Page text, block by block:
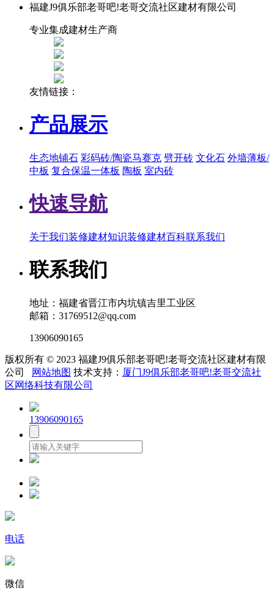
福建J9俱乐部老哥吧!老哥交流社区建材有限公司
专业集成建材生产商
友情链接：
产品展示
生态地铺石 彩码砖/陶瓷马赛克 劈开砖 文化石 外墙薄板/
中板 复合保温一体板 陶板 室内砖
快速导航
关于我们装修建材知识装修建材百科联系我们
联系我们
地址：福建省晋江市内坑镇吉里工业区
邮箱：31769512@qq.com
13906090165
版权所有 © 2023 福建J9俱乐部老哥吧!老哥交流社区建材有限
公司
网站地图 技术支持： 厦门J9俱乐部老哥吧!老哥交流社
区网络科技有限公司
13906090165
电话
微信